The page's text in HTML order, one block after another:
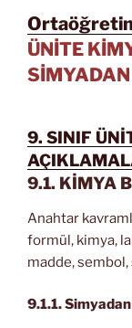
ÜNİTE
9. SINIF
9.1. KİMYA
Anahtar
formül, kimya,
madde, sembol,
9.1.1.